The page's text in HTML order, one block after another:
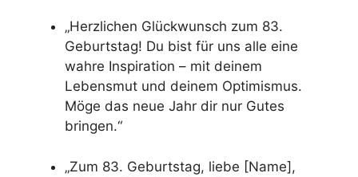
„Herzlichen Glückwunsch zum 83.
Geburtstag! Du bist für uns alle eine
wahre Inspiration – mit deinem
Lebensmut und deinem Optimismus.
Möge das neue Jahr dir nur Gutes
bringen.“
„Zum 83. Geburtstag, liebe [Name],